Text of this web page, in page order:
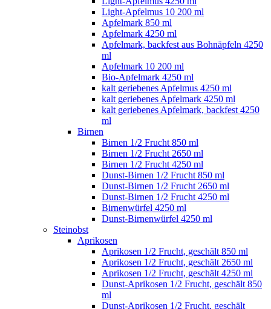
Light-Apfelmus 10 200 ml
Apfelmark 850 ml
Apfelmark 4250 ml
Apfelmark, backfest aus Bohnäpfeln 4250
ml
Apfelmark 10 200 ml
Bio-Apfelmark 4250 ml
kalt geriebenes Apfelmus 4250 ml
kalt geriebenes Apfelmark 4250 ml
kalt geriebenes Apfelmark, backfest 4250
ml
Birnen
Birnen 1/2 Frucht 850 ml
Birnen 1/2 Frucht 2650 ml
Birnen 1/2 Frucht 4250 ml
Dunst-Birnen 1/2 Frucht 850 ml
Dunst-Birnen 1/2 Frucht 2650 ml
Dunst-Birnen 1/2 Frucht 4250 ml
Birnenwürfel 4250 ml
Dunst-Birnenwürfel 4250 ml
Steinobst
Aprikosen
Aprikosen 1/2 Frucht, geschält 850 ml
Aprikosen 1/2 Frucht, geschält 2650 ml
Aprikosen 1/2 Frucht, geschält 4250 ml
Dunst-Aprikosen 1/2 Frucht, geschält 850
ml
Dunst-Aprikosen 1/2 Frucht, geschält